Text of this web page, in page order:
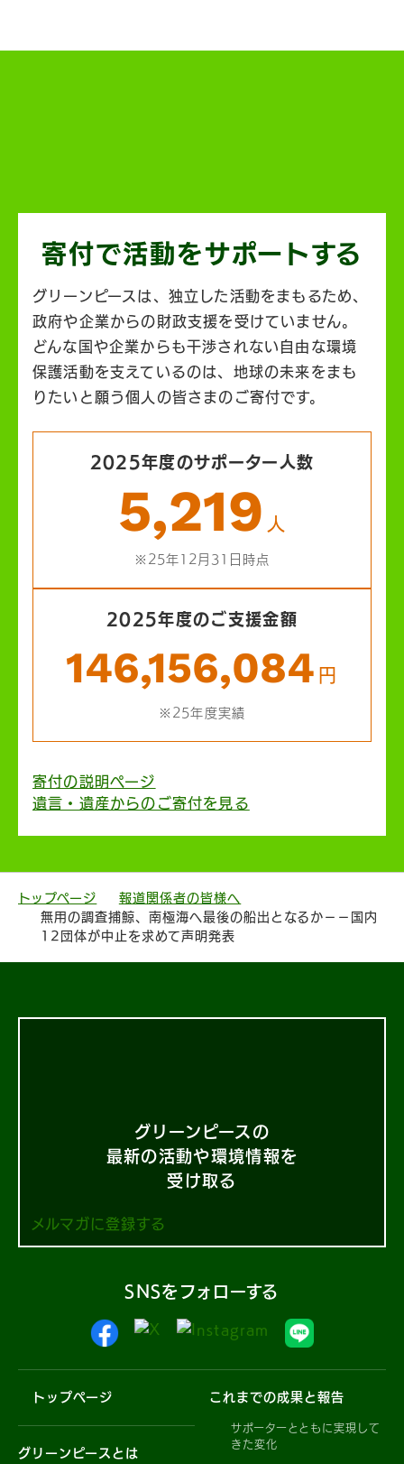
寄付で活動をサポートする
グリーンピースは、独立した活動をまもるため、
政府や企業からの財政支援を受けていません。
どんな国や企業からも干渉されない自由な環境
保護活動を支えているのは、地球の未来をまも
りたいと願う個人の皆さまのご寄付です。
2025年度のサポーター人数
5,219 人
※25年12月31日時点
2025年度のご支援金額
146,156,084 円
※25年度実績
寄付の説明ページ
遺言・遺産からのご寄付を見る
トップページ
報道関係者の皆様へ
無用の調査捕鯨、南極海へ最後の船出となるか－－国内
12団体が中止を求めて声明発表
グリーンピースの
最新の活動や環境情報を
受け取る
メルマガに登録する
SNSをフォローする
トップページ
グリーンピースとは
これまでの成果と報告
サポーターとともに実現して
きた変化